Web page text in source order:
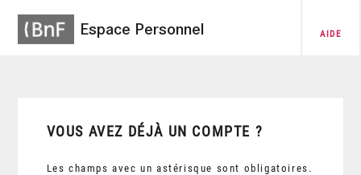
Espace Personnel AIDE
VOUS AVEZ DÉJÀ UN COMPTE ?
Les champs avec un astérisque sont obligatoires.